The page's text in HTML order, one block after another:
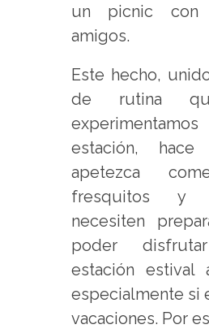
un picnic con
amigos.
Este hecho,
de rutina
estación,
apetezca
fresquitos
necesiten
poder
estación estival
especialmente si
vacaciones. Por